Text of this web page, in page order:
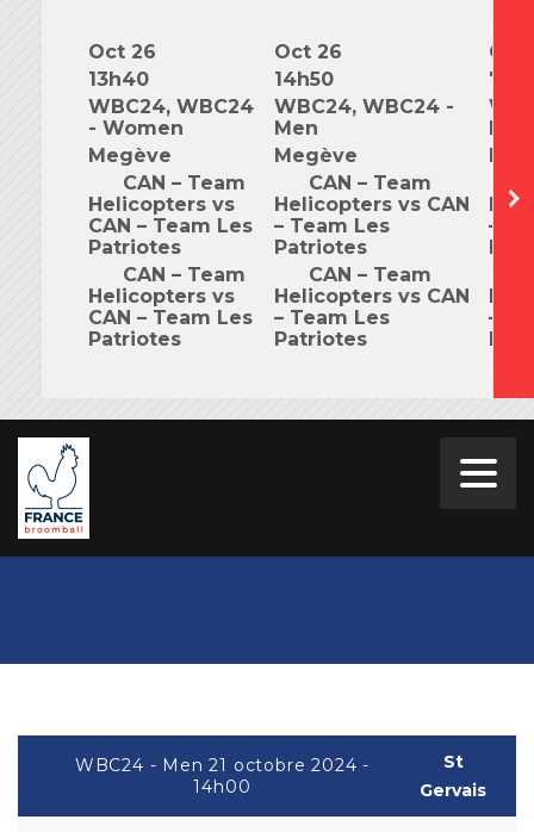
Oct 26
13h40
WBC24, WBC24
- Women
Megève
CAN – Team
Helicopters vs
CAN – Team Les
Patriotes
CAN – Team
Helicopters vs
CAN – Team Les
Patriotes
Oct 26
14h50
WBC24, WBC24 -
Men
Megève
CAN – Team
Helicopters vs CAN
– Team Les
Patriotes
CAN – Team
Helicopters vs CAN
– Team Les
Patriotes
Oct
–
–
WBC24 - Men 21 octobre 2024 -
14h00
St
Gervais